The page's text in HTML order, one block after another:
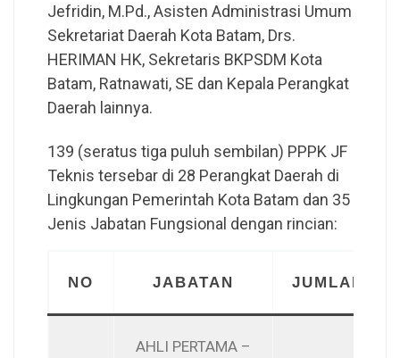
Jefridin, M.Pd., Asisten Administrasi Umum
Sekretariat Daerah Kota Batam, Drs.
HERIMAN HK, Sekretaris BKPSDM Kota
Batam, Ratnawati, SE dan Kepala Perangkat
Daerah lainnya.
139 (seratus tiga puluh sembilan) PPPK JF
Teknis tersebar di 28 Perangkat Daerah di
Lingkungan Pemerintah Kota Batam dan 35
Jenis Jabatan Fungsional dengan rincian:
NO JABATAN JUMLAH
AHLI PERTAMA –